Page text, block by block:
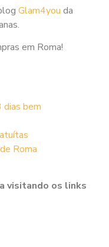
Glam4you da
em Roma!
dias bem
Roma
visitando os links